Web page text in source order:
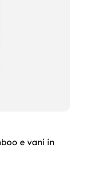
e vani in